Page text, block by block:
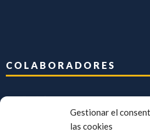
Gestionar el
las cookies
COLABORADORES